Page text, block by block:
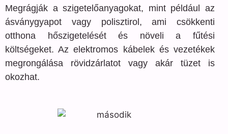
Megrágják a szigetelőanyagokat, mint például az
ásványgyapot vagy polisztirol, ami csökkenti
otthona hőszigetelését és növeli a fűtési
költségeket. Az elektromos kábelek és vezetékek
megrongálása rövidzárlatot vagy akár tüzet is
okozhat.